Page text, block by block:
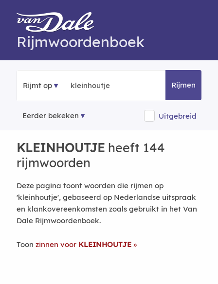
Rijmwoordenboek
Rijmt op Rijmen
Eerder bekeken Uitgebreid
KLEINHOUTJEheeft 144
rijmwoorden
Deze pagina toont woorden die rijmen op
'kleinhoutje', gebaseerd op Nederlandse uitspraak
en klankovereenkomsten zoals gebruikt in het Van
Dale Rijmwoordenboek.
Toon zinnen voor KLEINHOUTJE